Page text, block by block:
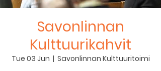
Savonlinnan
Kulttuurikahvit
Tue 03 Jun
  |
Savonlinnan Kulttuuritoimi